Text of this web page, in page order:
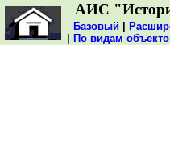
АИС
Базовый
По видам